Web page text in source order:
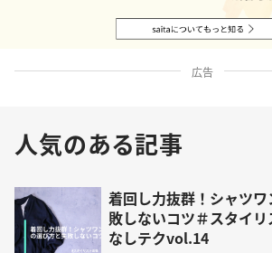
広告
人気のある記事
着回し力抜群！シャツ
敗しないコツ＃スタイ
なしテクvol.14